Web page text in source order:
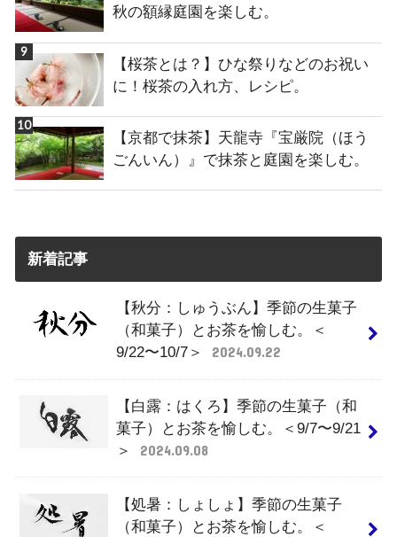
秋の額縁庭園を楽しむ。
【桜茶とは？】ひな祭りなどのお祝い
に！桜茶の入れ方、レシピ。
【京都で抹茶】天龍寺『宝厳院（ほう
ごんいん）』で抹茶と庭園を楽しむ。
新着記事
【秋分：しゅうぶん】季節の生菓子
（和菓子）とお茶を愉しむ。＜
9/22〜10/7＞
2024.09.22
【白露：はくろ】季節の生菓子（和
菓子）とお茶を愉しむ。＜9/7〜9/21
＞
2024.09.08
【処暑：しょしょ】季節の生菓子
（和菓子）とお茶を愉しむ。＜